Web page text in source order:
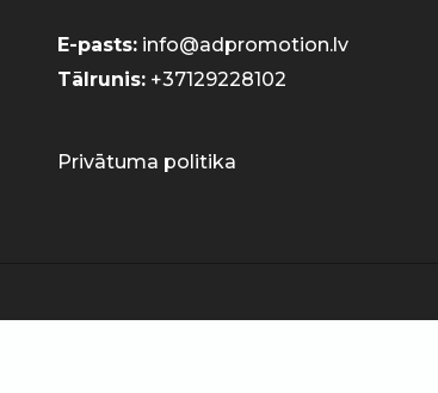
E-pasts: info@adpromotion.lv
Tālrunis: +37129228102
Privātuma politika